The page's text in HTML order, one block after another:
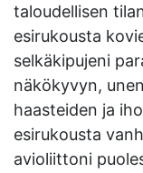
taloudellisen
esirukousta
selkäkipujeni
näkökyvyn,
haasteiden ja
esirukousta
avioliittoni